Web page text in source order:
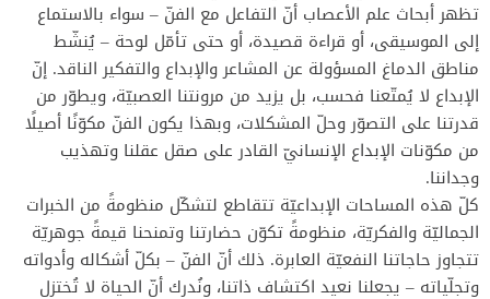
تظهر أبحاث علم الأعصاب أنّ التفاعل مع الفنّ – سواء بالاستماع
إلى الموسيقى، أو قراءة قصيدة، أو حتى تأمّل لوحة – يُنشّط
مناطق الدماغ المسؤولة عن المشاعر والإبداع والتفكير الناقد. إنّ
الإبداع لا يُمتّعنا فحسب، بل يزيد من مرونتنا العصبيّة، ويطوّر من
قدرتنا على التصوّر وحلّ المشكلات، وبهذا يكون الفنّ مكوّنًا أصيلًا
من مكوّنات الإبداع الإنسانيّ القادر على صقل عقلنا وتهذيب
وجداننا.
كلّ هذه المساحات الإبداعيّة تتقاطع لتشكّل منظومةً من الخبرات
الجماليّة والفكريّة، منظومةً تكوّن حضارتنا وتمنحنا قيمةً جوهريّة
تتجاوز حاجاتنا النفعيّة العابرة. ذلك أنّ الفنّ – بكلّ أشكاله وأدواته
وتجلّياته – يجعلنا نعيد اكتشاف ذاتنا، ونُدرك أنّ الحياة لا تُختزل